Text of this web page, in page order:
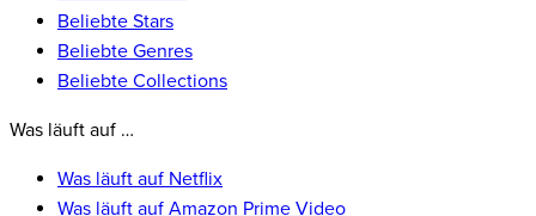
Beliebte Stars
Beliebte Genres
Beliebte Collections
Was läuft auf …
Was läuft auf Netflix
Was läuft auf Amazon Prime Video